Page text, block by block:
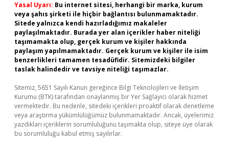
Yasal Uyarı: Bu internet sitesi, herhangi bir marka, kurum
veya şahıs şirketi ile hiçbir bağlantısı bulunmamaktadır.
Sitede yalnızca kendi hazırladığımız makaleler
paylaşılmaktadır. Burada yer alan içerikler haber niteliği
taşımamakta olup, gerçek kurum ve kişiler hakkında
paylaşım yapılmamaktadır. Gerçek kurum ve kişiler ile isim
benzerlikleri tamamen tesadüfidir. Sitemizdeki bilgiler
taslak halindedir ve tavsiye niteliği taşımazlar.
Sitemiz, 5651 Sayılı Kanun gereğince Bilgi Teknolojileri ve İletişim
Kurumu (BTK) tarafından onaylanmış bir Yer Sağlayıcı olarak hizmet
vermektedir. Bu nedenle, sitedeki içerikleri proaktif olarak denetleme
veya araştırma yükümlülüğümüz bulunmamaktadır. Ancak, üyelerimiz
yazdıkları içeriklerin sorumluluğunu taşımakta olup, siteye üye olarak
bu sorumluluğu kabul etmiş sayılırlar.